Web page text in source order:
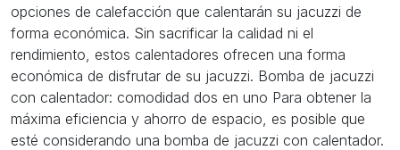
opciones de calefacción que calentarán su jacuzzi de
forma económica. Sin sacrificar la calidad ni el
rendimiento, estos calentadores ofrecen una forma
económica de disfrutar de su jacuzzi. Bomba de jacuzzi
con calentador: comodidad dos en uno Para obtener la
máxima eficiencia y ahorro de espacio, es posible que
esté considerando una bomba de jacuzzi con calentador.